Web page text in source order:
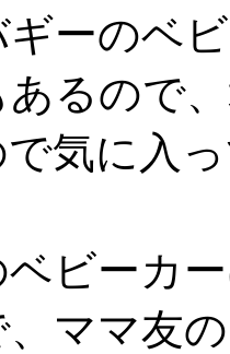
ーのベ
るので
気に入
ビーカ
ママ友